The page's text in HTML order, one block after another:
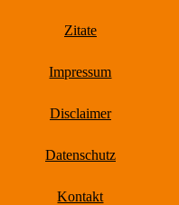
Zitate
Impressum
Disclaimer
Datenschutz
Kontakt